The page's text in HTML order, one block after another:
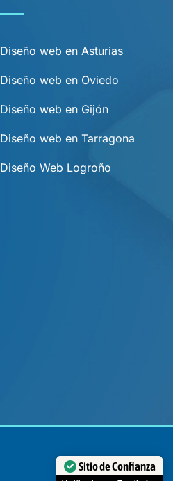
Diseño web en Asturias
Diseño web en Oviedo
Diseño web en Gijón
Diseño web en Tarragona
Diseño Web Logroño
Sitio de Confianza